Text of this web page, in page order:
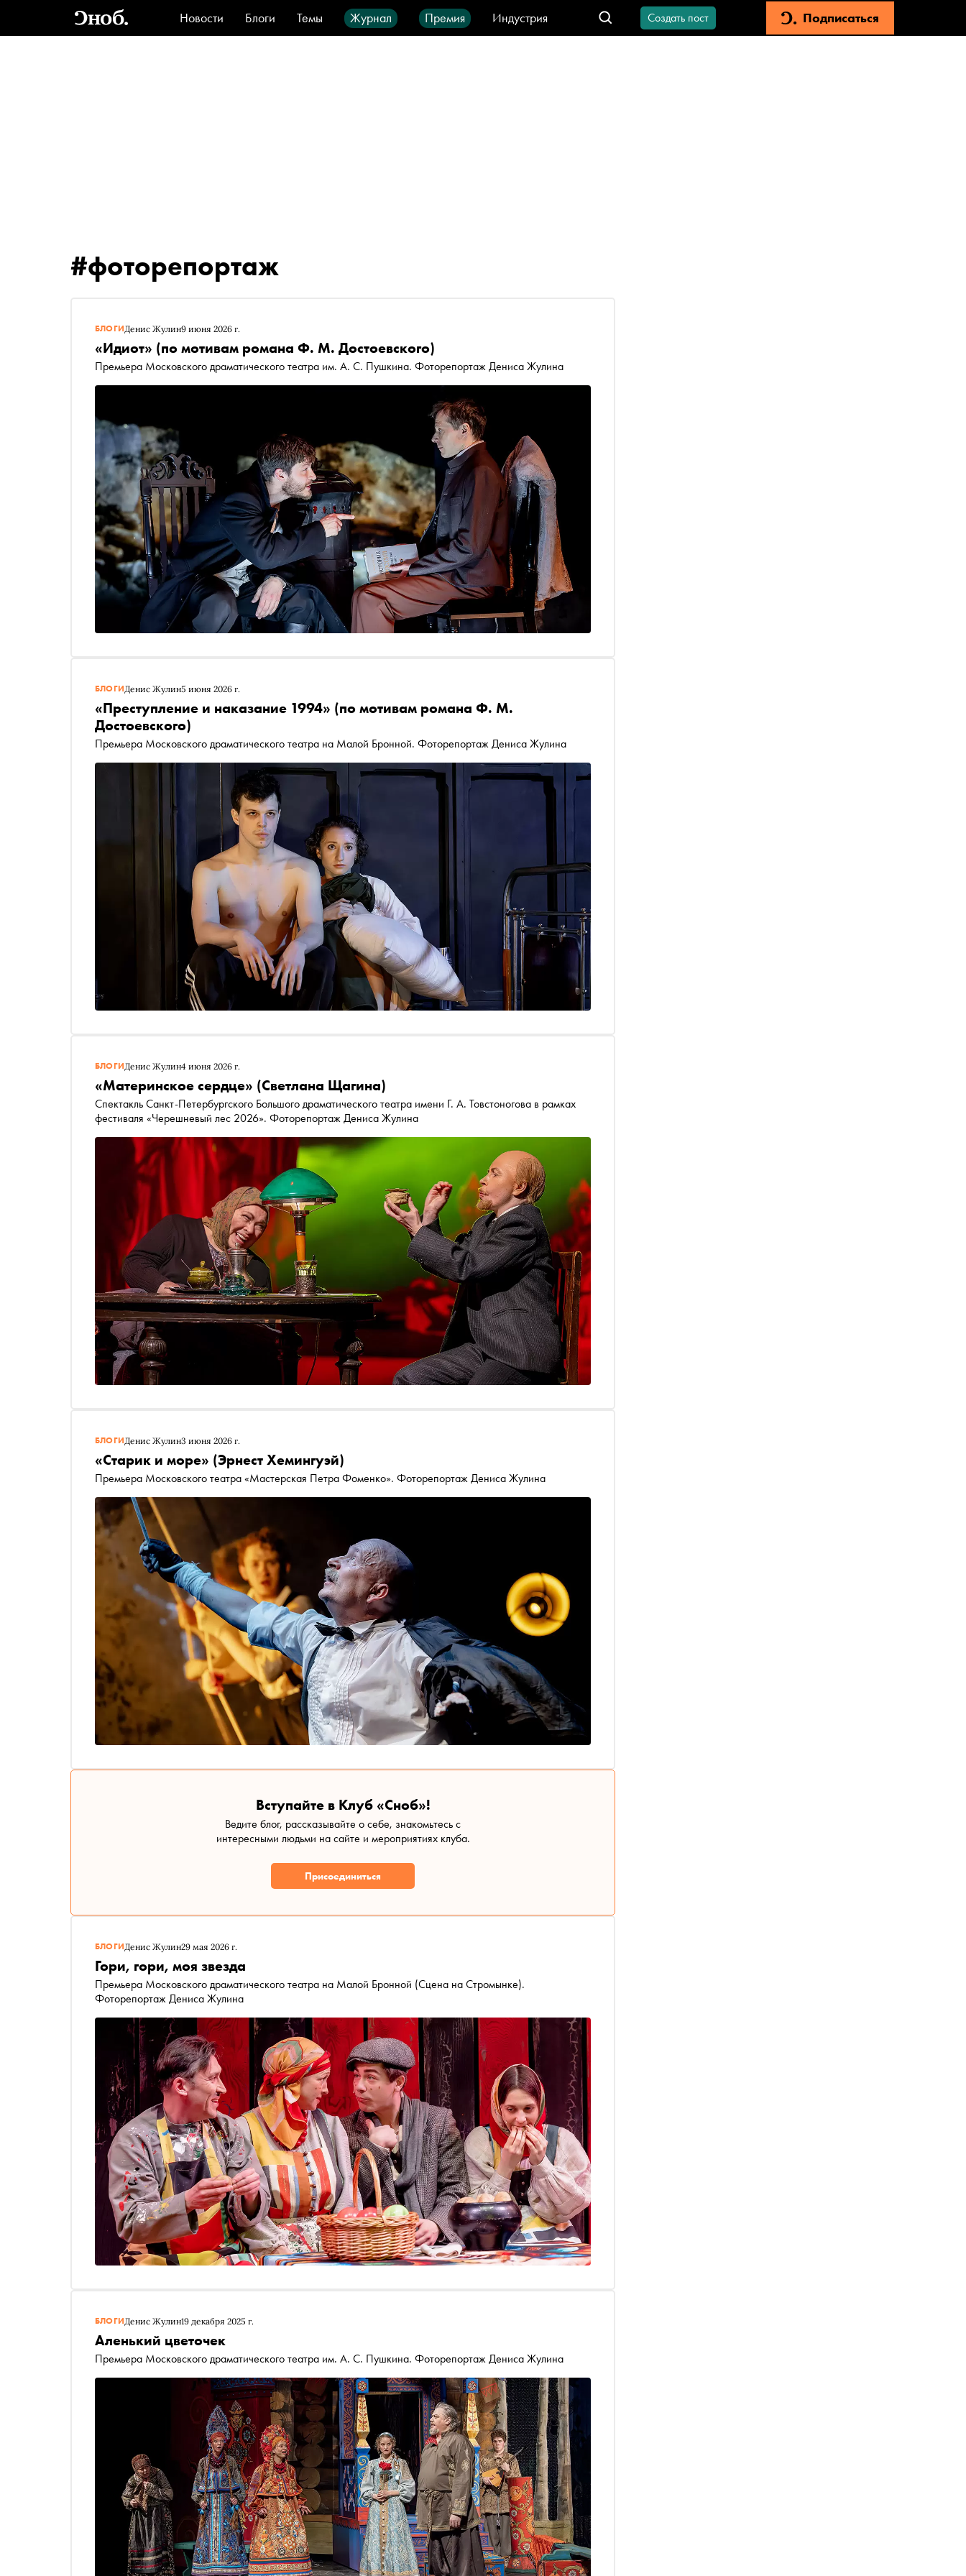
Новости Блоги Темы Журнал Премия
Индустрия
Стиль
Видео Город IT-продукты
Создать пост Подписаться
#фоторепортаж
БЛОГИДенис Жулин9 июня 2026 г.
«Идиот» (по мотивам романа Ф. М. Достоевского)
Премьера Московского драматического театра им. А. С. Пушкина. Фоторепортаж Дениса Жулина
БЛОГИДенис Жулин5 июня 2026 г.
«Преступление и наказание 1994» (по мотивам романа Ф. М.
Достоевского)
Премьера Московского драматического театра на Малой Бронной. Фоторепортаж Дениса Жулина
БЛОГИДенис Жулин4 июня 2026 г.
«Материнское сердце» (Светлана Щагина)
Спектакль Санкт-Петербургского Большого драматического театра имени Г. А. Товстоногова в рамках
фестиваля «Черешневый лес 2026». Фоторепортаж Дениса Жулина
БЛОГИДенис Жулин3 июня 2026 г.
«Старик и море» (Эрнест Хемингуэй)
Премьера Московского театра «Мастерская Петра Фоменко». Фоторепортаж Дениса Жулина
Вступайте в Клуб «Сноб»!
Ведите блог, рассказывайте о себе, знакомьтесь с
интересными людьми на сайте и мероприятиях клуба.
Присоединиться
БЛОГИДенис Жулин29 мая 2026 г.
Гори, гори, моя звезда
Премьера Московского драматического театра на Малой Бронной (Сцена на Стромынке).
Фоторепортаж Дениса Жулина
БЛОГИДенис Жулин19 декабря 2025 г.
Аленький цветочек
Премьера Московского драматического театра им. А. С. Пушкина. Фоторепортаж Дениса Жулина